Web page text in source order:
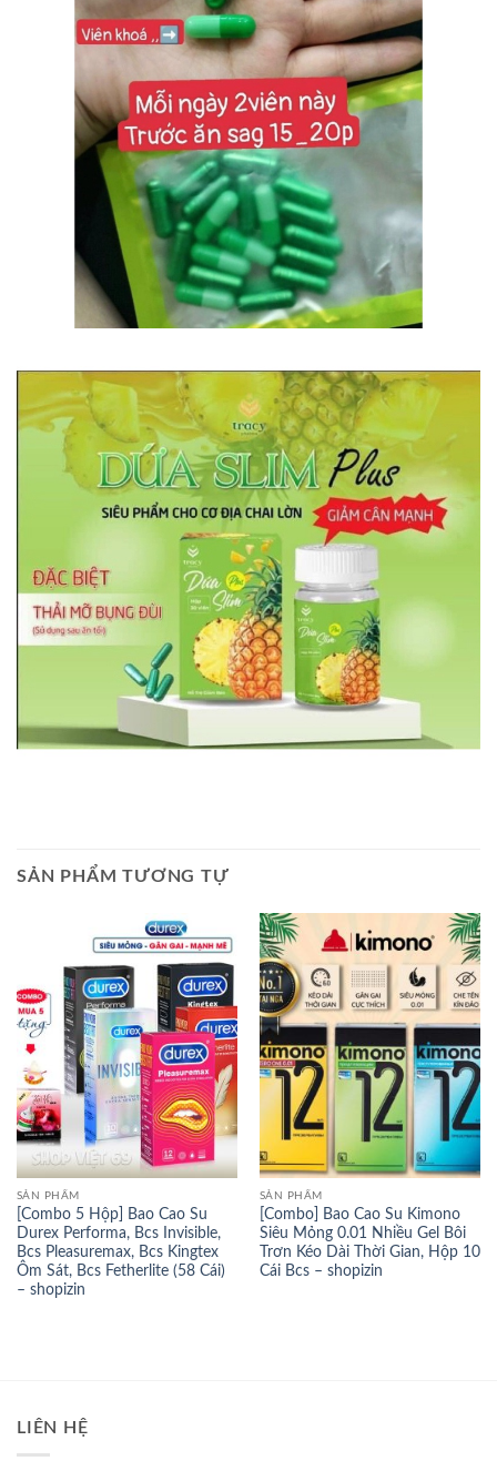
SẢN PHẨM TƯƠNG TỰ
SẢN PHẨM
[Combo 5 Hộp] Bao Cao Su
Durex Performa, Bcs Invisible,
Bcs Pleasuremax, Bcs Kingtex
Ôm Sát, Bcs Fetherlite (58 Cái)
– shopizin
SẢN PHẨM
[Combo] Bao Cao Su Kimono
Siêu Mỏng 0.01 Nhiều Gel Bôi
Trơn Kéo Dài Thời Gian, Hộp 10
Cái Bcs – shopizin
LIÊN HỆ